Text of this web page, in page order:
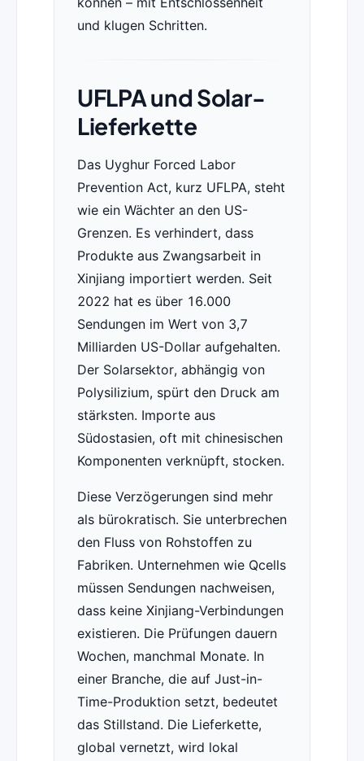
und klugen Schritten.
UFLPA und Solar-
Lieferkette
Das Uyghur Forced Labor
Prevention Act, kurz UFLPA, steht
wie ein Wächter an den US-
Grenzen. Es verhindert, dass
Produkte aus Zwangsarbeit in
Xinjiang importiert werden. Seit
2022 hat es über 16.000
Sendungen im Wert von 3,7
Milliarden US-Dollar aufgehalten.
Der Solarsektor, abhängig von
Polysilizium, spürt den Druck am
stärksten. Importe aus
Südostasien, oft mit chinesischen
Komponenten verknüpft, stocken.
Diese Verzögerungen sind mehr
als bürokratisch. Sie unterbrechen
den Fluss von Rohstoffen zu
Fabriken. Unternehmen wie Qcells
müssen Sendungen nachweisen,
dass keine Xinjiang-Verbindungen
existieren. Die Prüfungen dauern
Wochen, manchmal Monate. In
einer Branche, die auf Just-in-
Time-Produktion setzt, bedeutet
das Stillstand. Die Lieferkette,
global vernetzt, wird lokal